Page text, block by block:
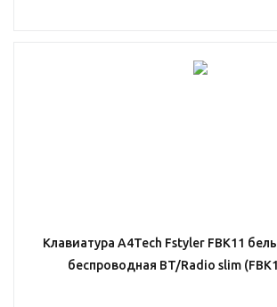
Клавиатура A4Tech Fstyler FBK11
беспроводная BT/Radio slim